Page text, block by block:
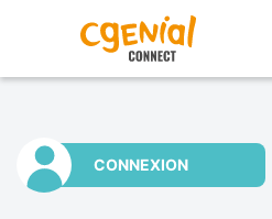
CONNEXION